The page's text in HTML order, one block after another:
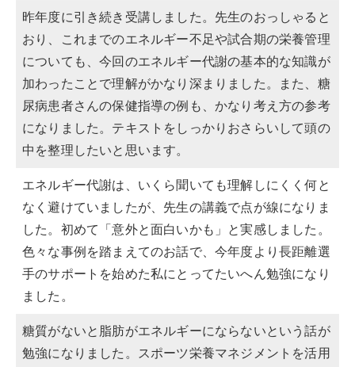
昨年度に引き続き受講しました。先生のおっしゃると
おり、これまでのエネルギー不足や試合期の栄養管理
についても、今回のエネルギー代謝の基本的な知識が
加わったことで理解がかなり深まりました。また、糖
尿病患者さんの保健指導の例も、かなり考え方の参考
になりました。テキストをしっかりおさらいして頭の
中を整理したいと思います。
エネルギー代謝は、いくら聞いても理解しにくく何と
なく避けていましたが、先生の講義で点が線になりま
した。初めて「意外と面白いかも」と実感しました。
色々な事例を踏まえてのお話で、今年度より長距離選
手のサポートを始めた私にとってたいへん勉強になり
ました。
糖質がないと脂肪がエネルギーにならないという話が
勉強になりました。スポーツ栄養マネジメントを活用